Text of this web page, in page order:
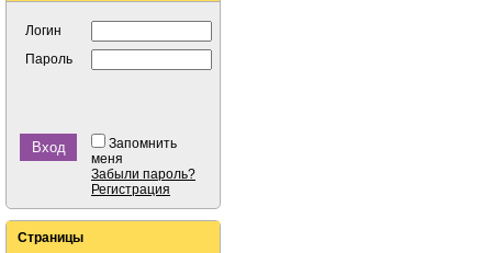
Логин
Пароль
Запомнить
меня
Забыли пароль?
Регистрация
Страницы